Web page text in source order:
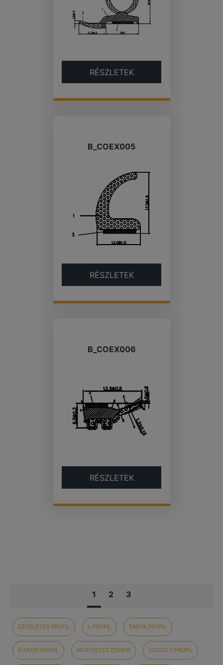
RÉSZLETEK
B_COEX005
RÉSZLETEK
B_COEX006
RÉSZLETEK
1 2 3
SZÖGLETES PROFIL L-PROFIL SAROK PROFIL
ÉLVÉDŐ PROFIL NÉGYZETES ZSINÓR SZEGÉLY PROFIL